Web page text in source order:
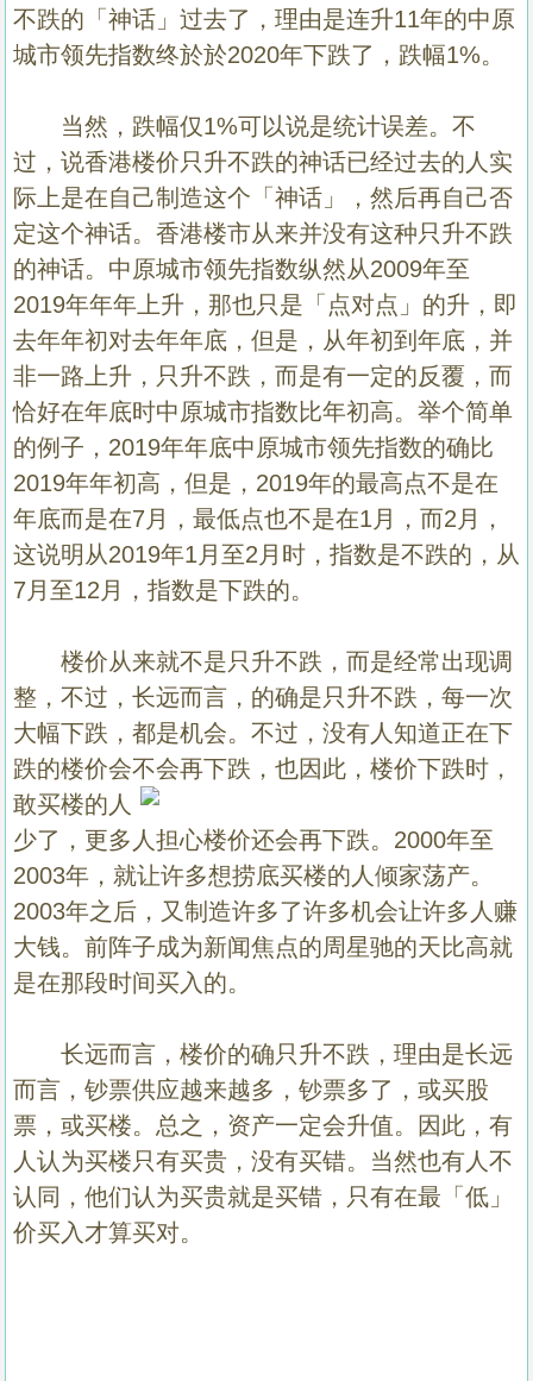
我
们
不跌的「神话」过去了，理由是连升11年的中原
城市领先指数终於於2020年下跌了，跌幅1%。
当然，跌幅仅1%可以说是统计误差。不
过，说香港楼价只升不跌的神话已经过去的人实
际上是在自己制造这个「神话」，然后再自己否
定这个神话。香港楼市从来并没有这种只升不跌
的神话。中原城市领先指数纵然从2009年至
2019年年年上升，那也只是「点对点」的升，即
去年年初对去年年底，但是，从年初到年底，并
非一路上升，只升不跌，而是有一定的反覆，而
恰好在年底时中原城市指数比年初高。举个简单
的例子， 2019年年底中原城市领先指数的确比
2019年年初高，但是， 2019年的最高点不是在
年底而是在7月，最低点也不是在1 月，而2 月，
这说明从2019年1 月至2 月时，指数是不跌的，从
7月至12 月，指数是下跌的。
楼价从来就不是只升不跌，而是经常出现调
整，不过，长远而言，的确是只升不跌，每一次
大幅下跌，都是机会。不过，没有人知道正在下
跌的楼价会不会再下跌，也因此，楼价下跌时，
敢买楼的人
少了，更多人担心楼价还会再下跌。 2000年至
2003年，就让许多想捞底买楼的人倾家荡产。
2003年之后，又制造许多了许多机会让许多人赚
大钱。前阵子成为新闻焦点的周星驰的天比高就
是在那段时间买入的。
长远而言，楼价的确只升不跌，理由是长远
而言，钞票供应越来越多，钞票多了，或买股
票，或买楼。总之，资产一定会升值。因此，有
人认为买楼只有买贵，没有买错。当然也有人不
认同，他们认为买贵就是买错，只有在最「低」
价买入才算买对。